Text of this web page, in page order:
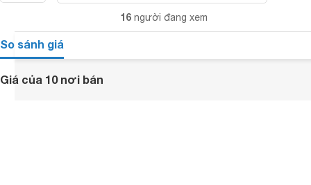
16 người đang xem
So sánh giá
Giá của 10 nơi bán